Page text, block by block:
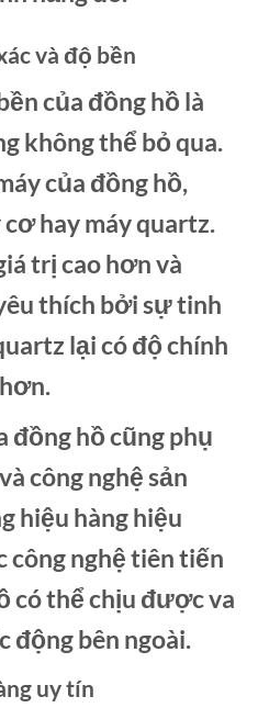
và độ bền
của đồng hồ là
không thể bỏ qua.
của đồng hồ,
hay máy quartz.
trị cao hơn và
thích bởi sự tinh
lại có độ chính
đồng hồ cũng phụ
công nghệ sản
hiệu hàng hiệu
nghệ tiên tiến
có thể chịu được va
động bên ngoài.
uy tín